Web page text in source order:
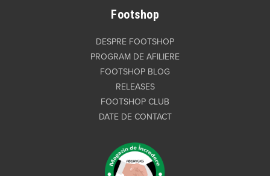
Footshop
DESPRE FOOTSHOP
PROGRAM DE AFILIERE
FOOTSHOP BLOG
RELEASES
FOOTSHOP CLUB
DATE DE CONTACT